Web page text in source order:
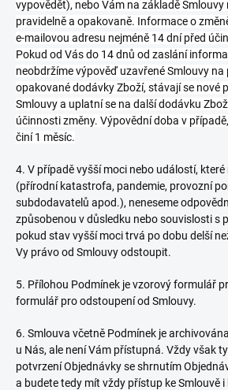
vypovědět), nebo Vám na základě
pravidelně a opakovaně. Informace o
e-mailovou adresu nejméně 14 dní před
Pokud od Vás do 14 dnů od zaslání
neobdržíme výpověď uzavřené Smlouvy na
opakované dodávky Zboží, stávají se nové
Smlouvy a uplatní se na další dodávku
účinnosti změny. Výpovědní doba v
činí 1 měsíc.
4. V případě vyšší moci nebo událostí, které
(přírodní katastrofa, pandemie, provozní
subdodavatelů apod.), neneseme
způsobenou v důsledku nebo souvislosti s
pokud stav vyšší moci trvá po dobu delší
Vy právo od Smlouvy odstoupit.
5. Přílohou Podmínek je vzorový formulář
formulář pro odstoupení od Smlouvy.
6. Smlouva včetně Podmínek je
u Nás, ale není Vám přístupná. Vždy však
potvrzení Objednávky se shrnutím
a budete tedy mít vždy přístup ke Smlouvě